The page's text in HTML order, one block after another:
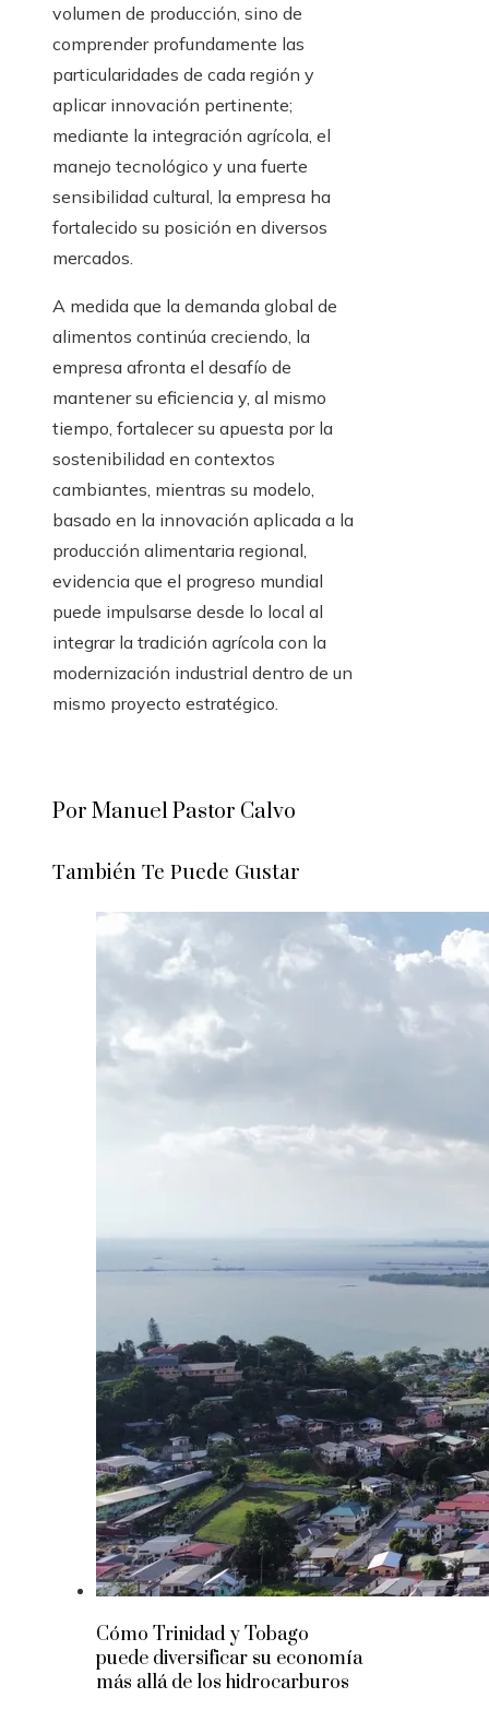
volumen de producción, sino de
comprender profundamente las
particularidades de cada región y
aplicar innovación pertinente;
mediante la integración agrícola, el
manejo tecnológico y una fuerte
sensibilidad cultural, la empresa ha
fortalecido su posición en diversos
mercados.
A medida que la demanda global de
alimentos continúa creciendo, la
empresa afronta el desafío de
mantener su eficiencia y, al mismo
tiempo, fortalecer su apuesta por la
sostenibilidad en contextos
cambiantes, mientras su modelo,
basado en la innovación aplicada a la
producción alimentaria regional,
evidencia que el progreso mundial
puede impulsarse desde lo local al
integrar la tradición agrícola con la
modernización industrial dentro de un
mismo proyecto estratégico.
Por Manuel Pastor Calvo
También Te Puede Gustar
Cómo Trinidad y Tobago
puede diversificar su economía
más allá de los hidrocarburos